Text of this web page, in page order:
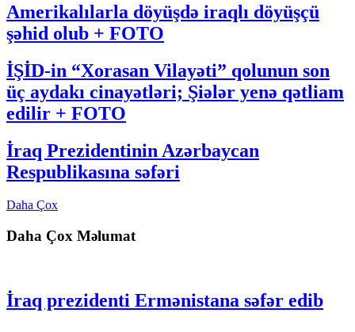
Amerikalılarla döyüşdə iraqlı döyüşçü
şəhid olub + FOTO
İŞİD-in “Xorasan Vilayəti” qolunun son
üç aydakı cinayətləri; Şiələr yenə qətliam
edilir + FOTO
İraq Prezidentinin Azərbaycan
Respublikasına səfəri
Daha Çox
Daha Çox Məlumat
İraq prezidenti Ermənistana səfər edib